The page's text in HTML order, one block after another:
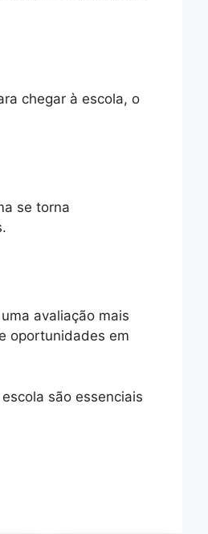
chegar à escola, o
se torna
avaliação mais
oportunidades em
são essenciais